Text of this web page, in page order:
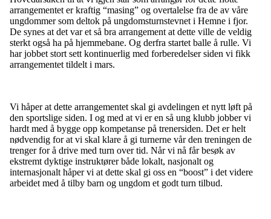
arrangementet er kraftig “masing” og overtalelse fra de av våre
ungdommer som deltok på ungdomsturnstevnet i Hemne i fjor.
De synes at det var et så bra arrangement at dette ville de veldig
sterkt også ha på hjemmebane. Og derfra startet balle å rulle. Vi
har jobbet stort sett kontinuerlig med forberedelser siden vi fikk
arrangementet tildelt i mars.
Vi håper at dette arrangementet skal gi avdelingen et nytt løft på
den sportslige siden. I og med at vi er en så ung klubb jobber vi
hardt med å bygge opp kompetanse på trenersiden. Det er helt
nødvendig for at vi skal klare å gi turnerne vår den treningen de
trenger for å drive med turn over tid. Når vi nå får besøk av
ekstremt dyktige instruktører både lokalt, nasjonalt og
internasjonalt håper vi at dette skal gi oss en “boost” i det videre
arbeidet med å tilby barn og ungdom et godt turn tilbud.